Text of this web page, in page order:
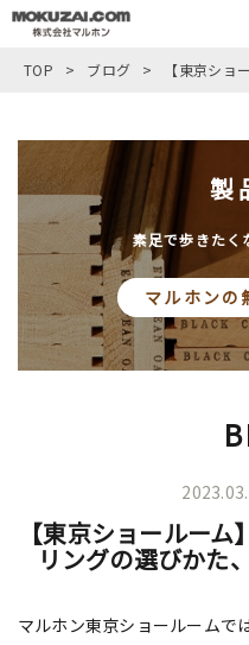
TOP > ブログ > 【東京シ
製
素足で歩きたく
マルホン
【東京ショールー
リングの選びかた
マルホン東京ショールームで